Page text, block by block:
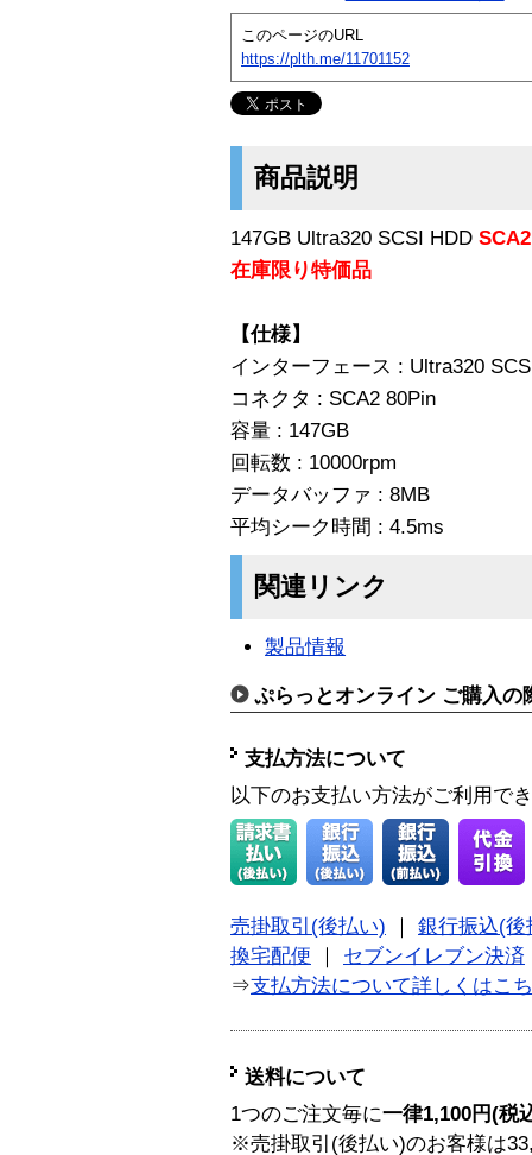
このページのURL
https://plth.me/11701152
商品説明
147GB Ultra320 SCSI HDD SCA2
在庫限り特価品
【仕様】
インターフェース : Ultra320
コネクタ : SCA2 80Pin
容量 : 147GB
回転数 : 10000rpm
データバッファ : 8MB
平均シーク時間 : 4.5ms
関連リンク
製品情報
ぷらっとオンライン ご購入の
支払方法について
以下のお支払い方法がご利用で
売掛取引(後払い)
銀行振込(後
換宅配便
セブンイレブン決済
⇒支払方法について詳しくはこ
送料について
1つのご注文毎に一律1,100円(税
※売掛取引(後払い)のお客様は